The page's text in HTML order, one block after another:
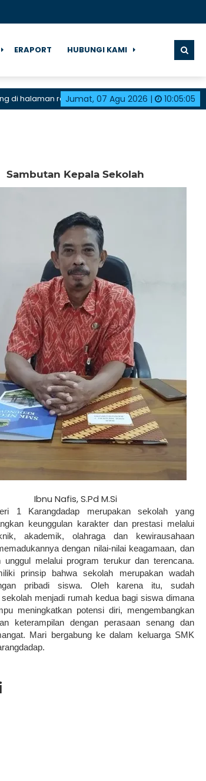
ERAPORT HUBUNGI KAMI
Jumat, 07 Agu 2026 | 10:05:06
resmi SMK Negeri 1 Karangdadap
Sambutan Kepala Sekolah
Ibnu Nafis, S.Pd M.Si
1 Karangdadap merupakan sekolah yang
keunggulan karakter dan prestasi melalui
akademik, olahraga dan kewirausahaan
dengan nilai-nilai keagamaan, dan
unggul melalui program terukur dan terencana.
prinsip bahwa sekolah merupakan wadah
pribadi siswa. Oleh karena itu, sudah
menjadi rumah kedua bagi siswa dimana
meningkatkan potensi diri, mengembangkan
keterampilan dengan perasaan senang dan
Mari bergabung ke dalam keluarga SMK